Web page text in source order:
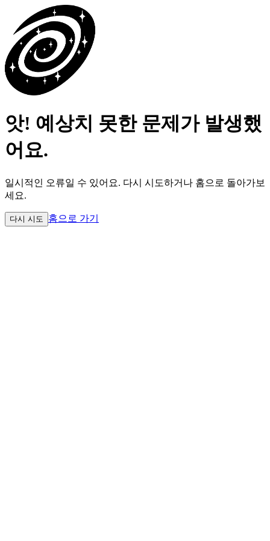
앗! 예상치 못한 문제가 발생했
어요.
일시적인 오류일 수 있어요. 다시 시도하거나 홈으로 돌아가보
세요.
다시 시도 홈으로 가기